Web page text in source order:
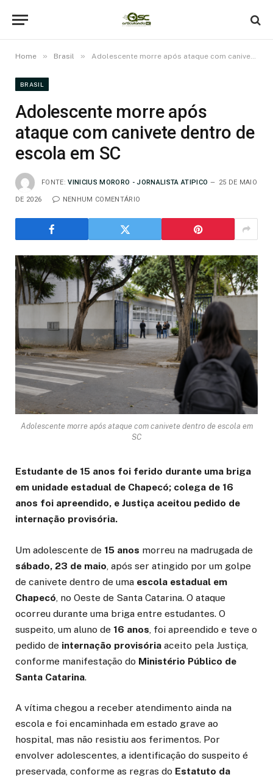
Home » Brasil » Adolescente morre após ataque com canivete dentro de escola em SC
BRASIL
Adolescente morre após
ataque com canivete dentro de
escola em SC
FONTE: VINICIUS MORORO - JORNALISTA ATIPICO 25 DE MAIO
DE 2026 NENHUM COMENTÁRIO
Adolescente morre após ataque com canivete dentro de escola em
SC
Estudante de 15 anos foi ferido durante uma briga
em unidade estadual de Chapecó; colega de 16
anos foi apreendido, e Justiça aceitou pedido de
internação provisória.
Um adolescente de 15 anos morreu na madrugada de
sábado, 23 de maio , após ser atingido por um golpe
de canivete dentro de uma escola estadual em
Chapecó , no Oeste de Santa Catarina. O ataque
ocorreu durante uma briga entre estudantes. O
suspeito, um aluno de 16 anos , foi apreendido e teve o
pedido de internação provisória aceito pela Justiça,
conforme manifestação do Ministério Público de
Santa Catarina.
A vítima chegou a receber atendimento ainda na
escola e foi encaminhada em estado grave ao
hospital, mas não resistiu aos ferimentos. Por
envolver adolescentes, a identificação do suspeito é
preservada, conforme as regras do Estatuto da